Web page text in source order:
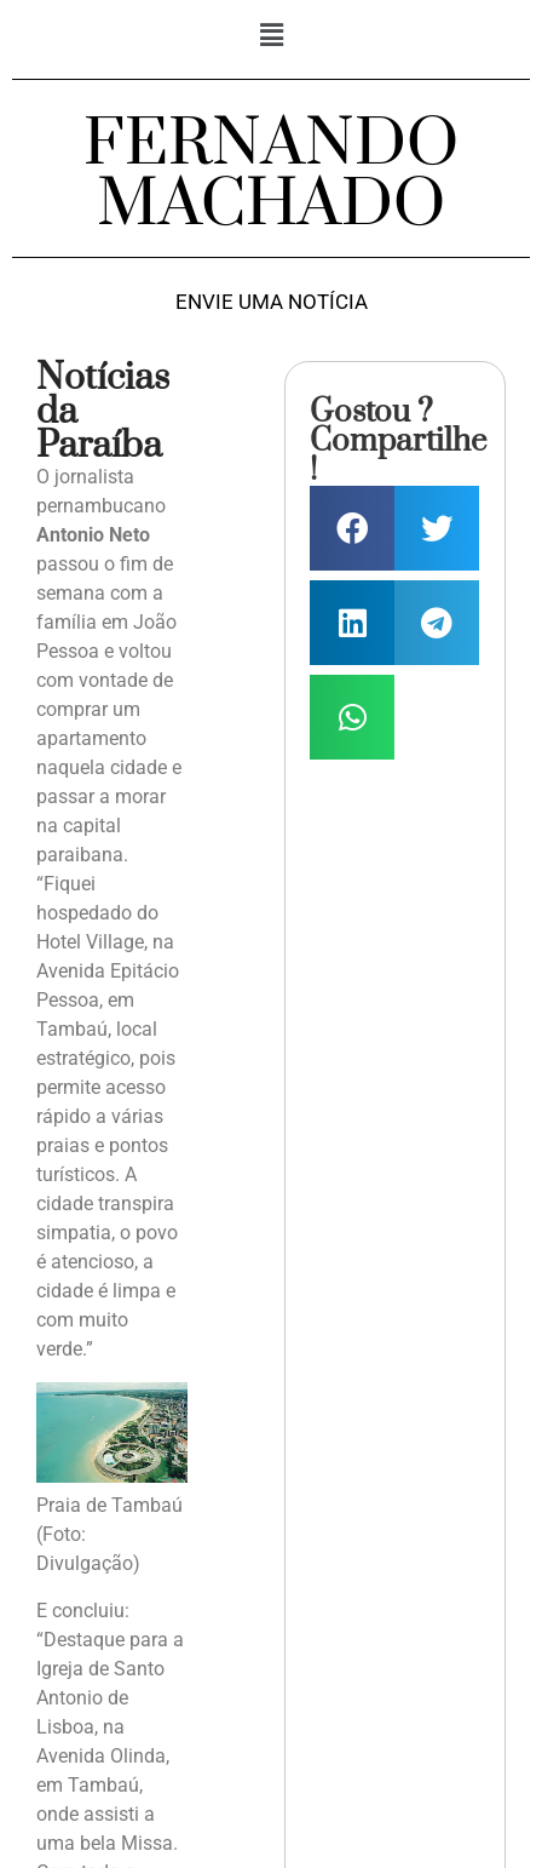
FERNANDO
MACHADO
ENVIE UMA NOTÍCIA
Notícias
da
Paraíba
O jornalista
pernambucano
Antonio Neto
passou o fim de
semana com a
família em João
Pessoa e voltou
com vontade de
comprar um
apartamento
naquela cidade e
passar a morar
na capital
paraibana.
“Fiquei
hospedado do
Hotel Village, na
Avenida Epitácio
Pessoa, em
Tambaú, local
estratégico, pois
permite acesso
rápido a várias
praias e pontos
turísticos. A
cidade transpira
simpatia, o povo
é atencioso, a
cidade é limpa e
com muito
verde.”
Praia de Tambaú
(Foto:
Divulgação)
E concluiu:
“Destaque para a
Igreja de Santo
Antonio de
Lisboa, na
Avenida Olinda,
em Tambaú,
onde assisti a
uma bela Missa.
Gostou ?
Compartilhe
!